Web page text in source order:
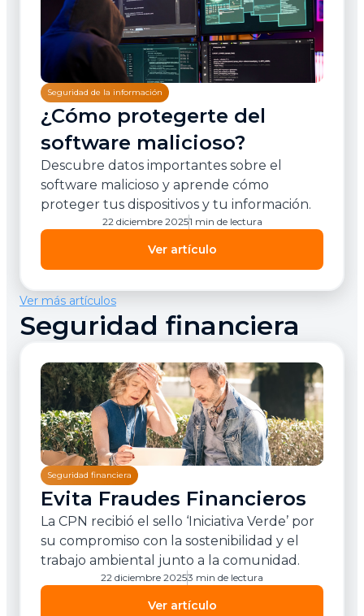
Seguridad de la información
¿Cómo protegerte del
software malicioso?
Descubre datos importantes sobre el
software malicioso y aprende cómo
proteger tus dispositivos y tu información.
Ver artículo
22 diciembre 20251 min de lectura
Ver más artículos
Seguridad financiera
Seguridad financiera
Evita Fraudes Financieros
La CPN recibió el sello ‘Iniciativa Verde’ por
su compromiso con la sostenibilidad y el
trabajo ambiental junto a la comunidad.
Ver artículo
22 diciembre 20253 min de lectura